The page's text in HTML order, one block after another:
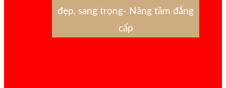
đẹp, sang trọng- Nâng tầm đẳng
cấp